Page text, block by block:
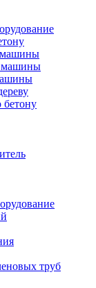
машины
машины
труб